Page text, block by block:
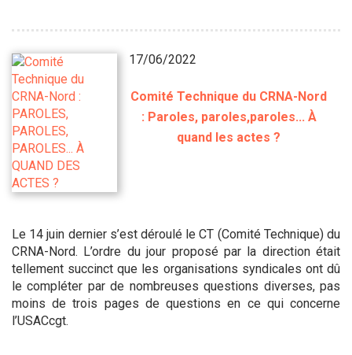
17/06/2022
Comité Technique du CRNA-Nord
: Paroles, paroles,paroles... À
quand les actes ?
Le 14 juin dernier s’est déroulé le CT (Comité Technique) du
CRNA-Nord. L’ordre du jour proposé par la direction était
tellement succinct que les organisations syndicales ont dû
le compléter par de nombreuses questions diverses, pas
moins de trois pages de questions en ce qui concerne
l’USACcgt.